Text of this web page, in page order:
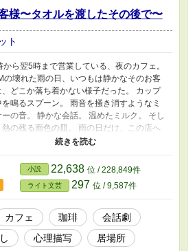
様〜タオルを渡したその後で〜
ト
から翌5時まで営業している、夜のカフェ。
の壊れた雨の日、いつもは静かなそのお客
、どこか落ち着かない様子だった。 カップ
を鳴るスプーン。 雨音を掻き消すようなミ
ーの音。 静かな会話。 温めたミルク。 そし
熱の残る雨色の皿。 雨の日だけ、この店へ
込んでくるお客様と、 その夜を静かに見守
小説 22,638 位 / 228,849件
ライト文芸 297 位 / 9,587件
カフェ 珈琲
会話劇
心理描写 居場所